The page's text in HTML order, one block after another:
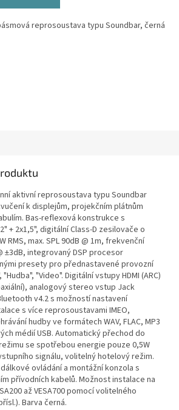
reprosoustava typu Soundbar, černá
aktivní reprosoustava typu Soundbar
k displejům, projekčním plátnům
Bas-reflexová konstrukce s
+ 2x1,5", digitální Class-D zesilovače o
RMS, max. SPL 90dB @ 1m, frekvenční
±3dB, integrovaný DSP procesor
presety pro přednastavené provozní
"Video". Digitální vstupy HDMI (ARC)
analogový stereo vstup Jack
v4.2 s možností nastavení
s více reprosoustavami IMEO,
hudby ve formátech WAV, FLAC, MP3
médií USB. Automatický přechod do
se spotřebou energie pouze 0,5W
signálu, volitelný hotelový režim.
ovládání a montážní konzola s
přívodních kabelů. Možnost instalace na
až VESA700 pomocí volitelného
Barva černá.